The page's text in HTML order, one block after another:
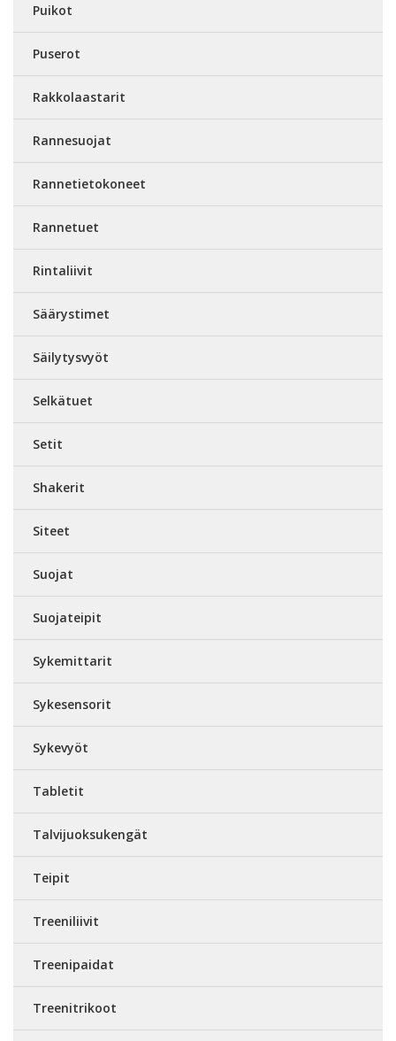
Puikot
Puserot
Rakkolaastarit
Rannesuojat
Rannetietokoneet
Rannetuet
Rintaliivit
Säärystimet
Säilytysvyöt
Selkätuet
Setit
Shakerit
Siteet
Suojat
Suojateipit
Sykemittarit
Sykesensorit
Sykevyöt
Tabletit
Talvijuoksukengät
Teipit
Treeniliivit
Treenipaidat
Treenitrikoot